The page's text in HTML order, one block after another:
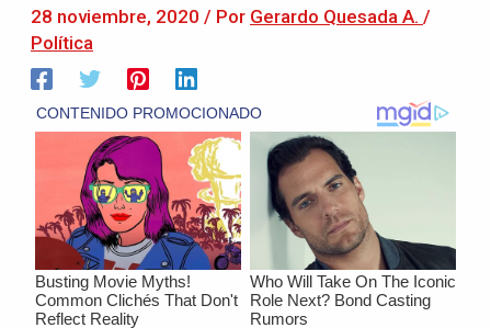
28 noviembre, 2020 / Por Gerardo Quesada A. /
Política